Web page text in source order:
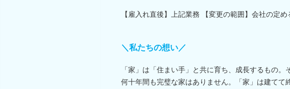
【雇入れ直後】上記業務 【変更の範囲】会社の定め
＼私たちの想い／
「家」は「住まい手」と共に育ち、成長するもの。
何十年間も完璧な家はありません。「家」は建てて